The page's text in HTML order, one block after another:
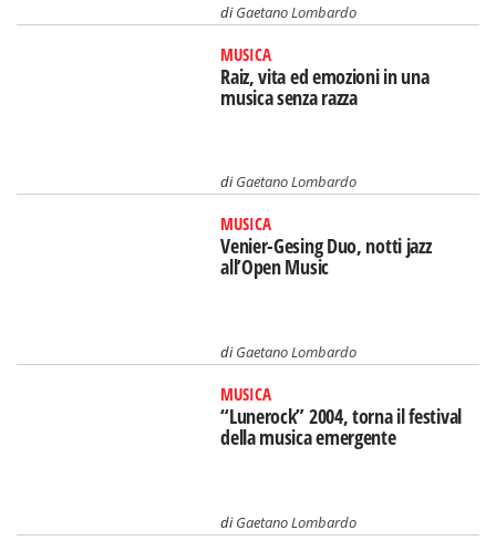
diGaetano Lombardo
MUSICA
Raiz, vita ed emozioni in una
musica senza razza
diGaetano Lombardo
MUSICA
Venier-Gesing Duo, notti jazz
all’Open Music
diGaetano Lombardo
MUSICA
“Lunerock” 2004, torna il festival
della musica emergente
diGaetano Lombardo